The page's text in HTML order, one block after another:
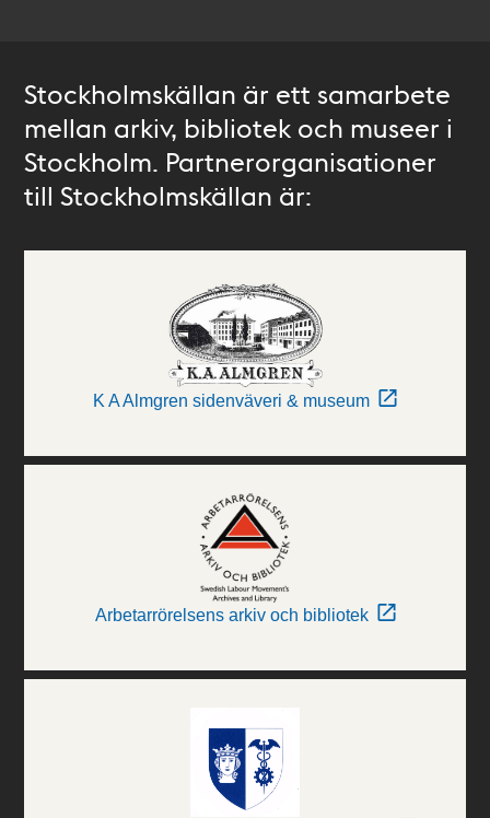
Stockholmskällan är ett samarbete
mellan arkiv, bibliotek och museer i
Stockholm. Partnerorganisationer
till Stockholmskällan är:
K A Almgren sidenväveri & museum
Arbetarrörelsens arkiv och bibliotek